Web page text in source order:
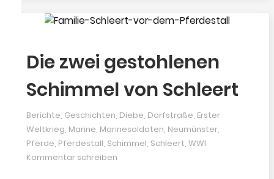
Möltenorter
preisgibt”
Die zwei gestohlenen
Schimmel von Schleert
Berichte, Geschichten, Diebe, Dorfstraße, Erster
Weltkrieg, Marine, Marinesoldaten, Neumünster,
Pferde, Pferdestall, Schimmel, Schleert, WWI
Kommentar schreiben